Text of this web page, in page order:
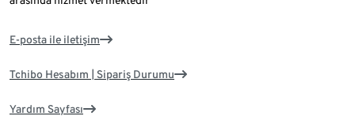
E-posta ile iletişim
Tchibo Hesabım | Sipariş Durumu
Yardım Sayfası